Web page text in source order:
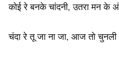
कोई रे बनके चांदनी, उतरा मन के
चंदा रे तू जा ना जा, आज तो चुनली